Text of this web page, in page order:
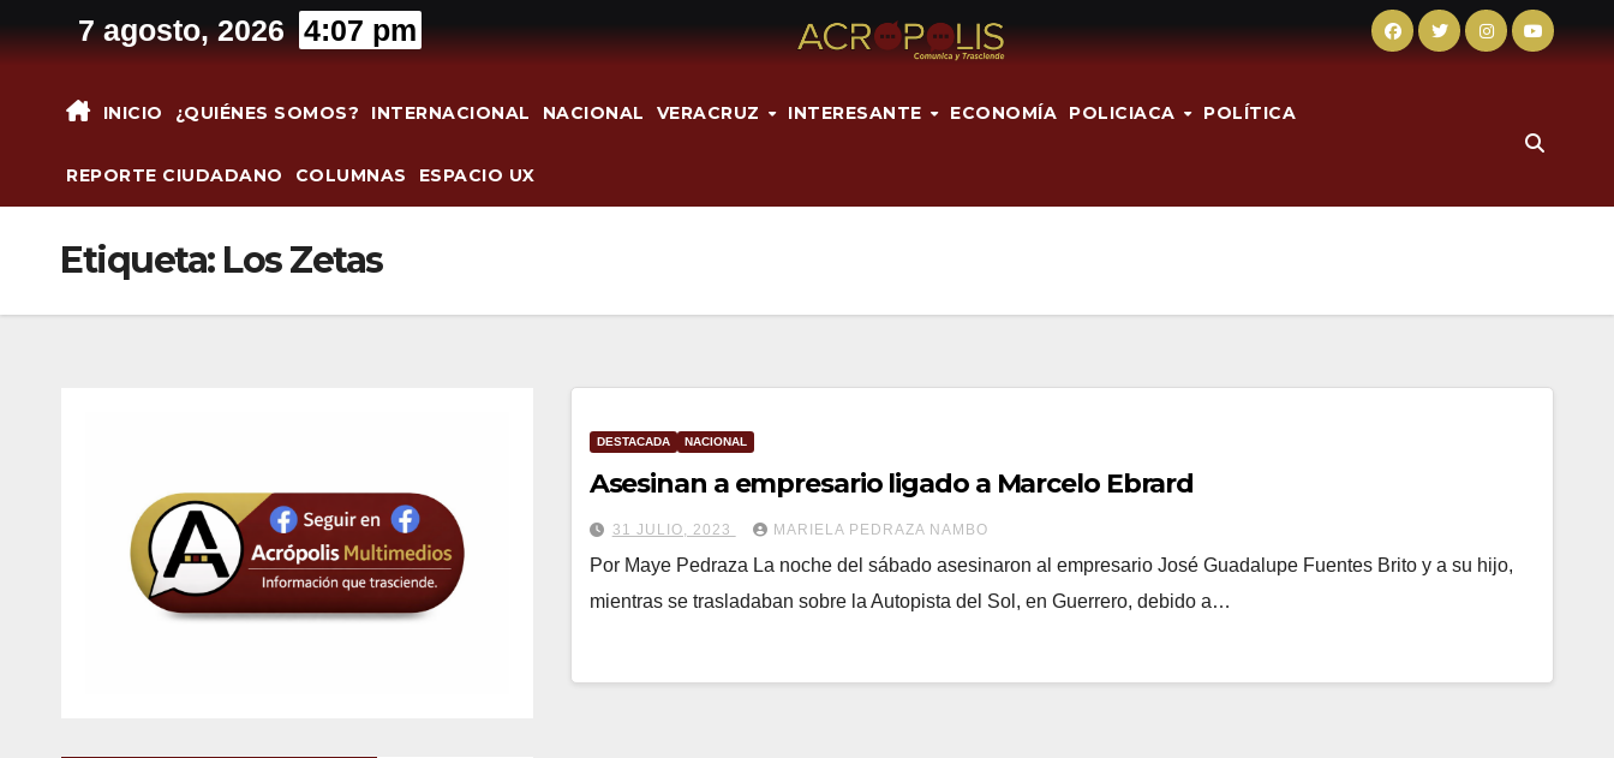
al
7 agosto, 2026 4:07 pm
INICIO ¿QUIÉNES SOMOS? INTERNACIONAL NACIONAL VERACRUZ INTERESANTE ECONOMÍA POLICIACA POLÍTICA
REPORTE CIUDADANO COLUMNAS ESPACIO UX
Etiqueta: Los Zetas
DESTACADA NACIONAL
Asesinan a empresario ligado a Marcelo Ebrard
31 JULIO, 2023 MARIELA PEDRAZA NAMBO
Por Maye Pedraza La noche del sábado asesinaron al empresario José Guadalupe Fuentes Brito y a su hijo,
mientras se trasladaban sobre la Autopista del Sol, en Guerrero, debido a…